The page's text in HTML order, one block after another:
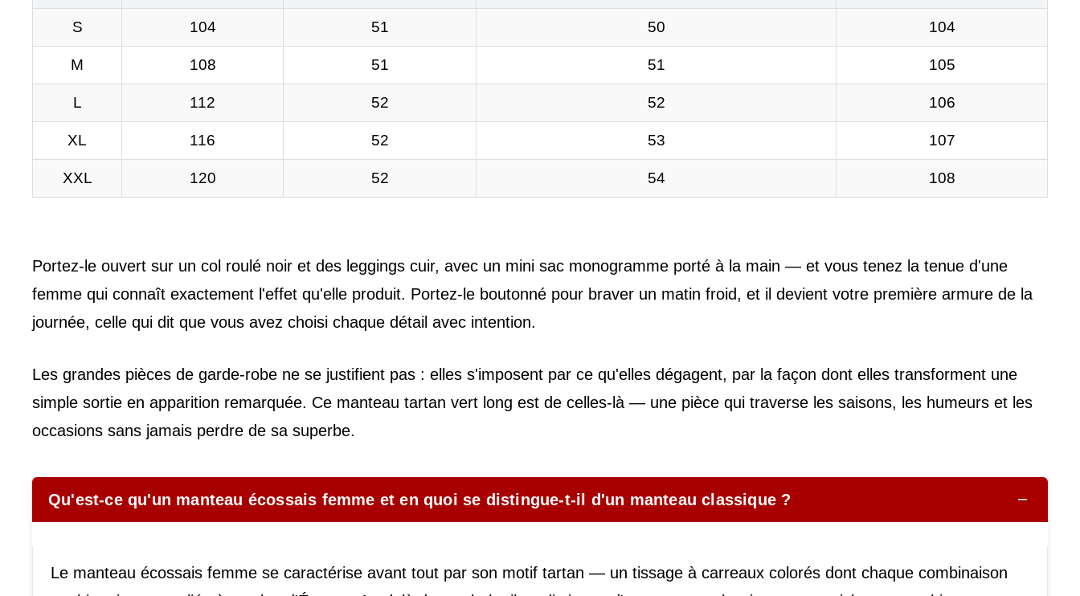
S 104 51 50 104
M 108 51 51 105
L 112 52 52 106
XL 116 52 53 107
XXL 120 52 54 108
Portez-le ouvert sur un col roulé noir et des leggings cuir, avec un mini sac monogramme porté à la main — et vous tenez la tenue d'une
femme qui connaît exactement l'effet qu'elle produit. Portez-le boutonné pour braver un matin froid, et il devient votre première armure de la
journée, celle qui dit que vous avez choisi chaque détail avec intention.
Les grandes pièces de garde-robe ne se justifient pas : elles s'imposent par ce qu'elles dégagent, par la façon dont elles transforment une
simple sortie en apparition remarquée. Ce manteau tartan vert long est de celles-là — une pièce qui traverse les saisons, les humeurs et les
occasions sans jamais perdre de sa superbe.
Qu'est-ce qu'un manteau écossais femme et en quoi se distingue-t-il d'un manteau classique ? −
Le manteau écossais femme se caractérise avant tout par son motif tartan — un tissage à carreaux colorés dont chaque combinaison